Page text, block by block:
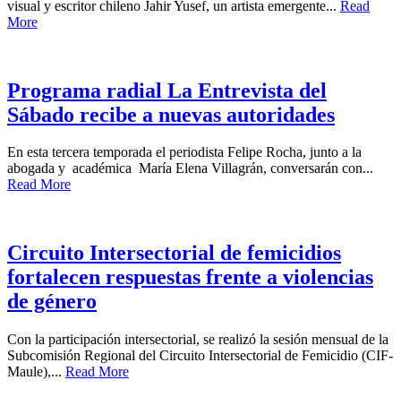
visual y escritor chileno Jahir Yusef, un artista emergente... Read
More
Programa radial La Entrevista del
Sábado recibe a nuevas autoridades
En esta tercera temporada el periodista Felipe Rocha, junto a la
abogada y académica María Elena Villagrán, conversarán con...
Read More
Circuito Intersectorial de femicidios
fortalecen respuestas frente a violencias
de género
Con la participación intersectorial, se realizó la sesión mensual de la
Subcomisión Regional del Circuito Intersectorial de Femicidio (CIF-
Maule),... Read More